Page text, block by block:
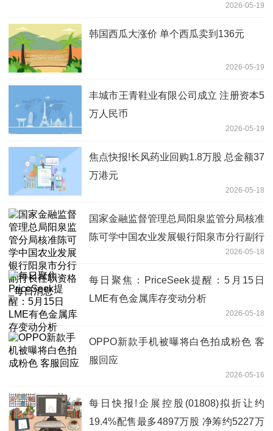
2026-05-19
韩国西瓜大涨价 单个西瓜卖到136元
2026-05-19
丰城市王青鞋业有限公司成立 注册资本5
万人民币
2026-05-19
焦点快报!长风药业回购1.8万股 总金额37
万港元
2026-05-18
国家金融监督管理总局阳泉监管分局核准
陈可学中国农业发展银行阳泉市分行副行
2026-05-18
每日聚焦：PriceSeek提醒：5月15日
LME有色金属库存变动分析
2026-05-18
OPPO新款手机被曝将白色拍成粉色 客
服回应
2026-05-16
每日快报!企展控股(01808)拟折让约
19.4%配售最多4897万股 净筹约5227万